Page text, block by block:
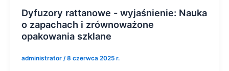
Dyfuzory rattanowe - wyjaśnienie: Nauka
o zapachach i zrównoważone
opakowania szklane
administrator /8 czerwca 2025 r.